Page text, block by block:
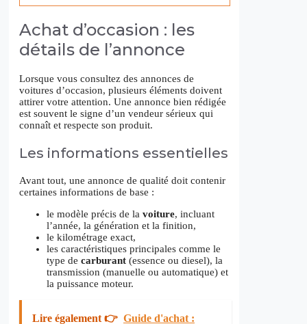
Achat d’occasion : les
détails de l’annonce
Lorsque vous consultez des annonces de
voitures d’occasion, plusieurs éléments doivent
attirer votre attention. Une annonce bien rédigée
est souvent le signe d’un vendeur sérieux qui
connaît et respecte son produit.
Les informations essentielles
Avant tout, une annonce de qualité doit contenir
certaines informations de base :
le modèle précis de la voiture, incluant
l’année, la génération et la finition,
le kilométrage exact,
les caractéristiques principales comme le
type de carburant (essence ou diesel), la
transmission (manuelle ou automatique) et
la puissance moteur.
Lire également 👉 Guide d'achat :